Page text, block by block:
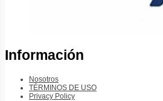
Información
Nosotros
TÉRMINOS DE USO
Privacy Policy